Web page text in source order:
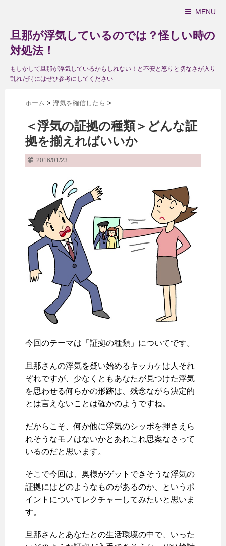
MENU
旦那が浮気しているのでは？怪しい時の
対処法！
もしかして旦那が浮気しているかもしれない！と不安と怒りと切なさが入り
乱れた時にはぜひ参考にしてください
ホーム > 浮気を確信したら >
＜浮気の証拠の種類＞どんな証
拠を揃えればいいか
2016/01/23
今回のテーマは「証拠の種類」についてです。
旦那さんの浮気を疑い始めるキッカケは人それ
ぞれですが、少なくともあなたが見つけた浮気
を思わせる何らかの形跡は、残念ながら決定的
とは言えないことは確かのようですね。
だからこそ、何か他に浮気のシッポを押さえら
れそうなモノはないかとあれこれ思案なさって
いるのだと思います。
そこで今回は、奥様がゲットできそうな浮気の
証拠にはどのようなものがあるのか、というポ
イントについてレクチャーしてみたいと思いま
す。
旦那さんとあなたとの生活環境の中で、いった